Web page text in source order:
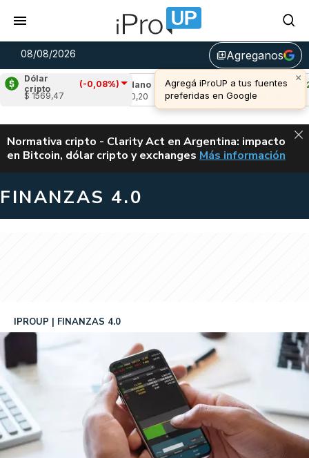
08/08/2026 library_addAgreganos
×
Agregá iProUP a tus fuentes
preferidas en Google
Dólar
cripto
(-0,08%)
$ 1569,47
Cardano (-1,61%)
Avalanche
u$s 6,54
ALERTA
Normativa cripto - Clarity Act en Argentina: impacto
en Bitcoin, dólar cripto y exchanges CLARITY ACT EN
Más información
FINANZAS 4.0
IPROUP FINANZAS 4.0